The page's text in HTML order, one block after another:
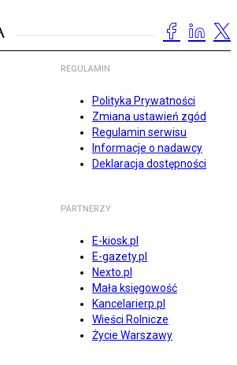
REGULAMIN
Polityka Prywatności
Zmiana ustawień zgód
Regulamin serwisu
Informacje o nadawcy
Deklaracja dostępności
PARTNERZY
E-kiosk.pl
E-gazety.pl
Nexto.pl
Mała księgowość
Kancelarierp.pl
Wieści Rolnicze
Życie Warszawy